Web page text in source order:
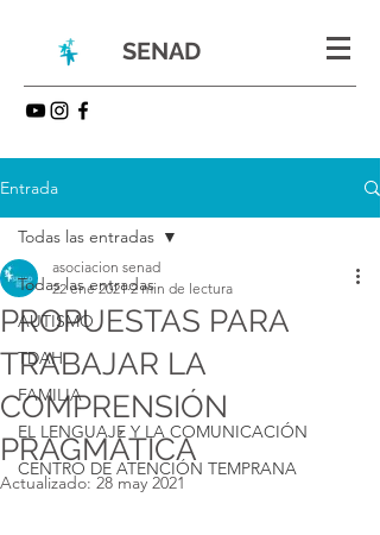
SENAD
Entrada
Todas las entradas
AUTISMO
TDAH
FAMILIA
EL LENGUAJE Y LA COMUNICACIÓN
CENTRO DE ATENCIÓN TEMPRANA
Todas las entradas
PROPUESTAS PARA
TRABAJAR LA
COMPRENSIÓN
PRAGMÁTICA
asociacion senad
22 ene 2021 2 min de lectura
Actualizado: 28 may 2021